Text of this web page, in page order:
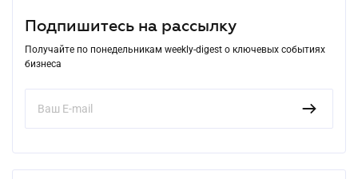
Подпишитесь на рассылку
Получайте по понедельникам weekly-digest о ключевых событиях
бизнеса